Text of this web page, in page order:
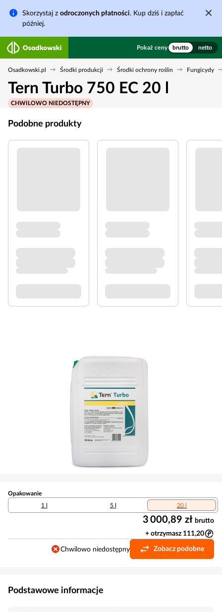
Skorzystaj z odroczonych płatności. Kup dziś i zapłać
później.
Pokaż ceny brutto netto
Osadkowski.pl Środki produkcji Środki ochrony roślin Fungicydy
Tern Turbo 750 EC 20 l
CHWILOWO NIEDOSTĘPNY
Podobne produkty
Opakowanie
1 l
5 l 20 l
3 000,89 zł brutto
+ otrzymasz 111,20
Chwilowo niedostępny Zobacz podobne
Podstawowe informacje